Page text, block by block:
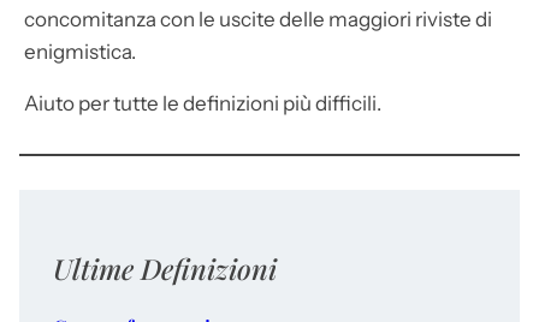
concomitanza con le uscite delle maggiori riviste di
enigmistica.
Aiuto per tutte le definizioni più difficili.
Ultime Definizioni